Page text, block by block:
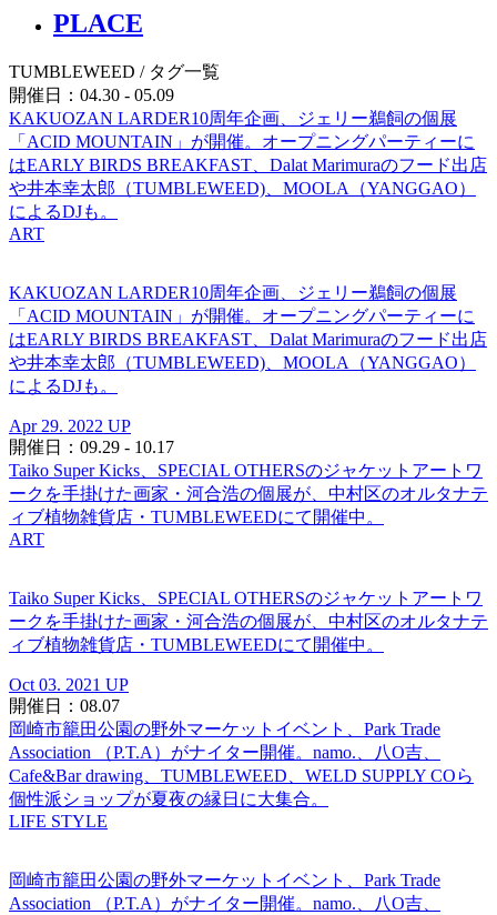
PLACE
TUMBLEWEED / タグ一覧
開催日：04.30 - 05.09
KAKUOZAN LARDER10周年企画、ジェリー鵜飼の個展
「ACID MOUNTAIN」が開催。オープニングパーティーに
はEARLY BIRDS BREAKFAST、Dalat Marimuraのフード出店
や井本幸太郎（TUMBLEWEED)、MOOLA（YANGGAO）
によるDJも。
ART
KAKUOZAN LARDER10周年企画、ジェリー鵜飼の個展
「ACID MOUNTAIN」が開催。オープニングパーティーに
はEARLY BIRDS BREAKFAST、Dalat Marimuraのフード出店
や井本幸太郎（TUMBLEWEED)、MOOLA（YANGGAO）
によるDJも。
Apr 29. 2022 UP
開催日：09.29 - 10.17
Taiko Super Kicks、SPECIAL OTHERSのジャケットアートワ
ークを手掛けた画家・河合浩の個展が、中村区のオルタナテ
ィブ植物雑貨店・TUMBLEWEEDにて開催中。
ART
Taiko Super Kicks、SPECIAL OTHERSのジャケットアートワ
ークを手掛けた画家・河合浩の個展が、中村区のオルタナテ
ィブ植物雑貨店・TUMBLEWEEDにて開催中。
Oct 03. 2021 UP
開催日：08.07
岡崎市籠田公園の野外マーケットイベント、Park Trade
Association （P.T.A）がナイター開催。namo.、八O吉、
Cafe&Bar drawing、TUMBLEWEED、WELD SUPPLY COら
個性派ショップが夏夜の縁日に大集合。
LIFE STYLE
岡崎市籠田公園の野外マーケットイベント、Park Trade
Association （P.T.A）がナイター開催。namo.、八O吉、